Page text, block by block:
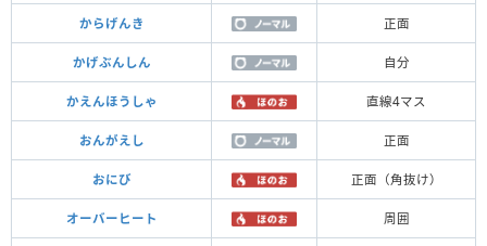
からげんき 正面
かげぶんしん 自分
かえんほうしゃ 直線4マス
おんがえし 正面
おにび 正面（角抜け）
オーバーヒート 周囲